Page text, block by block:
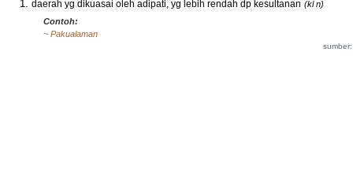
daerah yg dikuasai oleh adipati, yg lebih rendah dp kesultanan (kl n)
Contoh:
~ Pakualaman